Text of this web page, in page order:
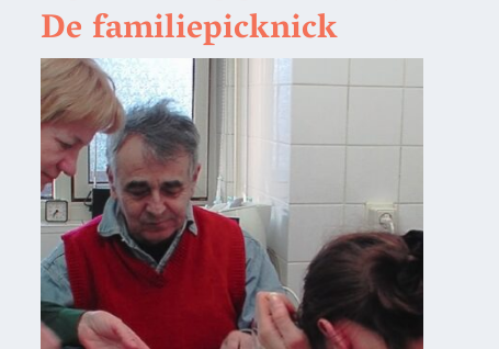
De familiepicknick